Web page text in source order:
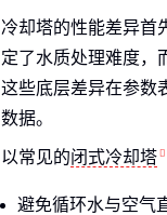
冷却塔的性能差异首
定了水质处理难度
这些底层差异在参数
数据。
以常见的闭式冷却塔
避免循环水与空气